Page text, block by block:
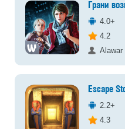
Грани
4.0+
4.2
Alawar
Escape
2.2+
4.3